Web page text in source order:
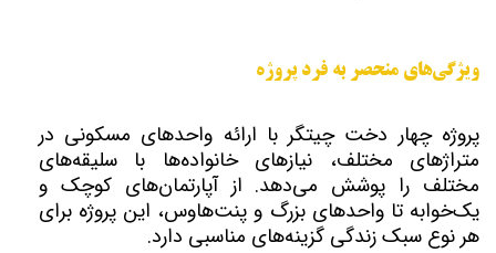
ویژگی‌های منحصر به فرد پروژه
پروژه چهار دخت چیتگر با ارائه واحدهای مسکونی در
متراژهای مختلف، نیازهای خانواده‌ها با سلیقه‌های
مختلف را پوشش می‌دهد. از آپارتمان‌های کوچک و
یک‌خوابه تا واحدهای بزرگ و پنت‌هاوس، این پروژه برای
هر نوع سبک زندگی گزینه‌های مناسبی دارد.